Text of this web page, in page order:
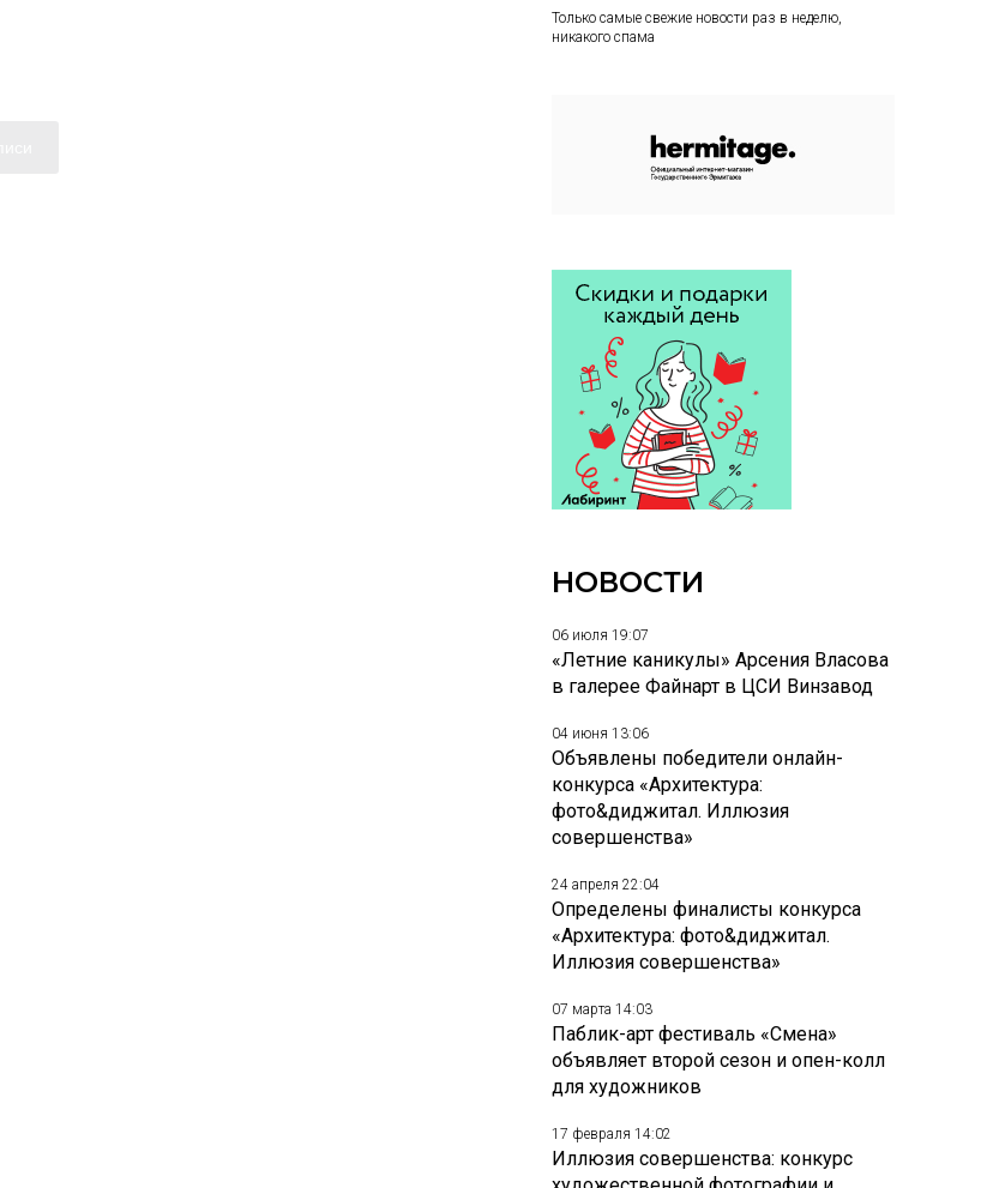
Только самые свежие новости раз в неделю,
никакого спама
НОВОСТИ
06 июля 19:07
«Летние каникулы» Арсения Власова
в галерее Файнарт в ЦСИ Винзавод
04 июня 13:06
Объявлены победители онлайн-
конкурса «Архитектура:
фото&диджитал. Иллюзия
совершенства»
24 апреля 22:04
Определены финалисты конкурса
«Архитектура: фото&диджитал.
Иллюзия совершенства»
07 марта 14:03
Паблик-арт фестиваль «Смена»
объявляет второй сезон и опен-колл
для художников
17 февраля 14:02
Иллюзия совершенства: конкурс